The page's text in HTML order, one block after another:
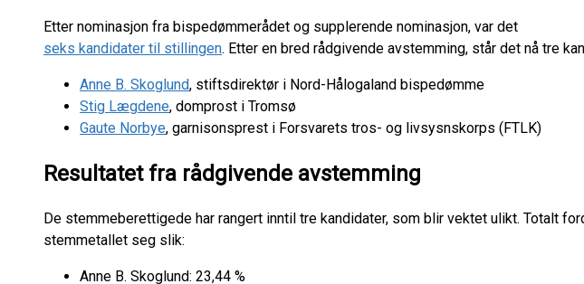
Etter nominasjon fra bispedømmerådet og supplerende nominasjon, var det
seks kandidater til stillingen. Etter en bred rådgivende avstemming, står det nå tre
Anne B. Skoglund, stiftsdirektør i Nord-Hålogaland bispedømme
Stig Lægdene, domprost i Tromsø
Gaute Norbye, garnisonsprest i Forsvarets tros- og livsysnskorps (FTLK)
Resultatet fra rådgivende avstemming
De stemmeberettigede har rangert inntil tre kandidater, som blir vektet ulikt. Totalt
stemmetallet seg slik:
Anne B. Skoglund: 23,44 %